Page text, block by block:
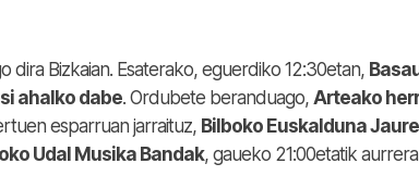
dira Bizkaian. Esaterako, eguerdiko 12:30etan,
ahalko dabe. Ordubete beranduago, Arteako
esparruan jarraituz, Bilboko Euskalduna
Udal Musika Bandak, gaueko 21:00etatik